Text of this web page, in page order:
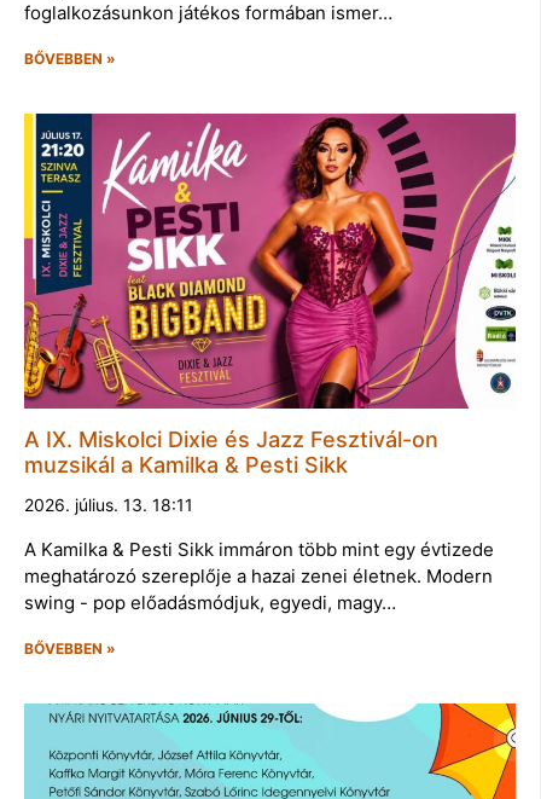
foglalkozásunkon játékos formában ismer…
BŐVEBBEN »
A IX. Miskolci Dixie és Jazz Fesztivál-on
muzsikál a Kamilka & Pesti Sikk
2026. július. 13. 18:11
A Kamilka & Pesti Sikk immáron több mint egy évtizede
meghatározó szereplője a hazai zenei életnek. Modern
swing - pop előadásmódjuk, egyedi, magy…
BŐVEBBEN »